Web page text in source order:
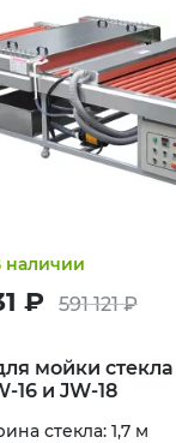
наличии
₽ 591 121 ₽
мойки стекла
16 и JW-18
стекла: 1,7 м